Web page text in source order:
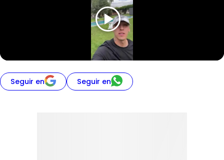
Seguir en Seguir en